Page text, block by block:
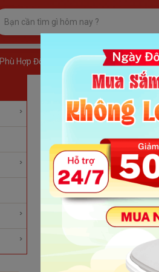
Phù Hợp Đối Tượng SP Freeship
Video Lược cầm